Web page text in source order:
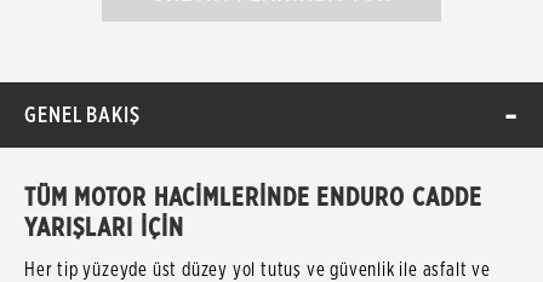
GENEL BAKIŞ
TÜM MOTOR HACİMLERİNDE ENDURO CADDE
YARIŞLARI İÇİN
Her tip yüzeyde üst düzey yol tutuş ve güvenlik ile asfalt ve